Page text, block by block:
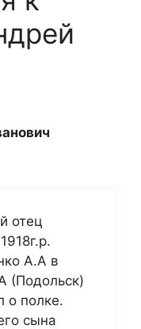
отец
А.А в
(Подольск)
о полке.
сына